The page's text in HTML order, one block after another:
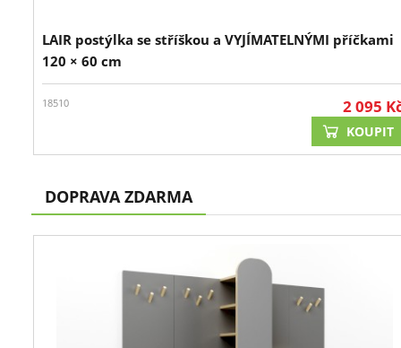
LAIR postýlka se stříškou a VYJÍMATELNÝMI příčkami
120 × 60 cm
18510 2 095
KOUPIT
DOPRAVA ZDARMA